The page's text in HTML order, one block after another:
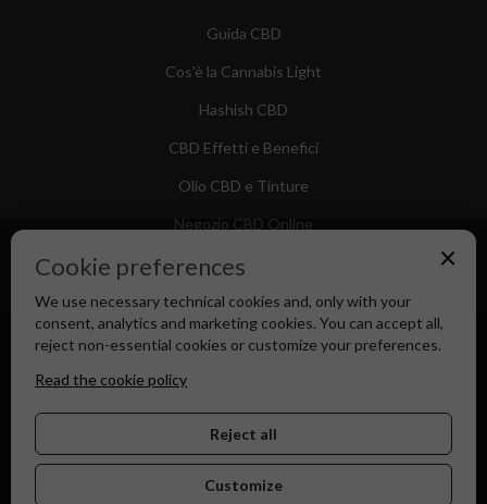
Guida CBD
Cos'è la Cannabis Light
Hashish CBD
CBD Effetti e Benefici
Olio CBD e Tinture
Negozio CBD Online
×
Cookie preferences
We use necessary technical cookies and, only with your
consent, analytics and marketing cookies. You can accept all,
reject non-essential cookies or customize your preferences.
Read the cookie policy
Reject all
Customize
Canapa Market - Il tuo Shop di Fiducia dal 2018